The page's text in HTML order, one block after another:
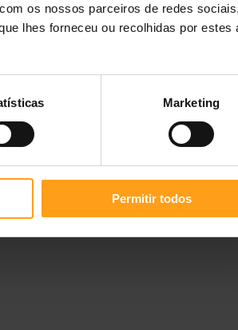
os nossos parceiros de redes
lhes forneceu ou recolhidas por estes
Marketing
Permitir todos